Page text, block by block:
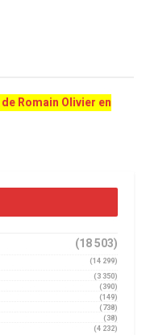
Romain Olivier en
(18 503)
(14 299)
(3 350)
(390)
(149)
(738)
(38)
(4 232)